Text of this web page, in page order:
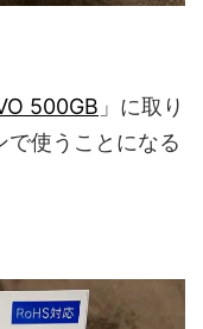
500GB 」に取り
使うことになる